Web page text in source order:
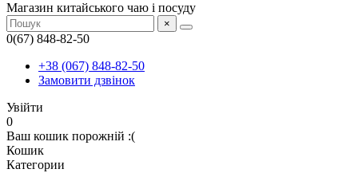
Магазин китайського чаю і посуду
×
0(67) 848-82-50
+38 (067) 848-82-50
Замовити дзвінок
Увійти
0
Ваш кошик порожній :(
Кошик
Категории